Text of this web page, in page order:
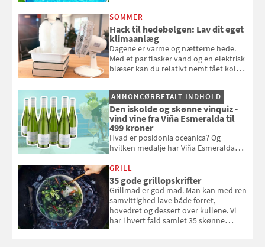
opmærksom, når du smider
badebassinet eller et badedyr ud
SOMMER
Hack til hedebølgen: Lav dit eget
klimaanlæg
Dagene er varme og nætterne hede.
Med et par flasker vand og en elektrisk
blæser kan du relativt nemt fået koldt
og se, hvordan du gør
ANNONCØRBETALT INDHOLD
Den iskolde og skønne vinquiz -
vind vine fra Viña Esmeralda til
499 kroner
Hvad er posidonia oceanica? Og
hvilken medalje har Viña Esmeralda
med i Samvirkes skønne vinquiz, hvor
du kan vinde 6 flasker vin fra Viña
Esmeralda. Konkurrencen slutter 1.
september 2026.
GRILL
35 gode grillopskrifter
Grillmad er god mad. Man kan med ren
samvittighed lave både forret,
hovedret og dessert over kullene. Vi
har i hvert fald samlet 35 skønne